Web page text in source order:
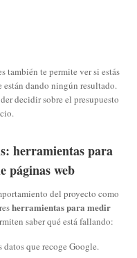
también te permite ver si estás
están dando ningún resultado.
decidir sobre el presupuesto
herramientas para
páginas web
del proyecto como
herramientas para medir
saber qué está fallando:
datos que recoge Google.